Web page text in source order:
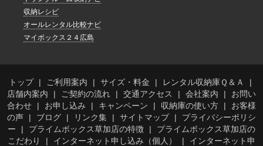
収納レシピ
オールレンタル比較ナビ
マイボックス２４広島
トップ ご利用案内 サイズ・料金
レンタル収納庫Ｑ＆Ａ
店舗内案内
ご契約の流れ 交通アクセス 会社案内
お問い
合わせ
お申し込み キャンペーン 収納庫の使い方
お客様
の声
ブログ リンク集 サイトマップ
プライバシーポリシ
ー
プライムボックス草加店の特徴
プライムボックス草加店の
こだわり
インターネット申し込み（個人） インターネット申